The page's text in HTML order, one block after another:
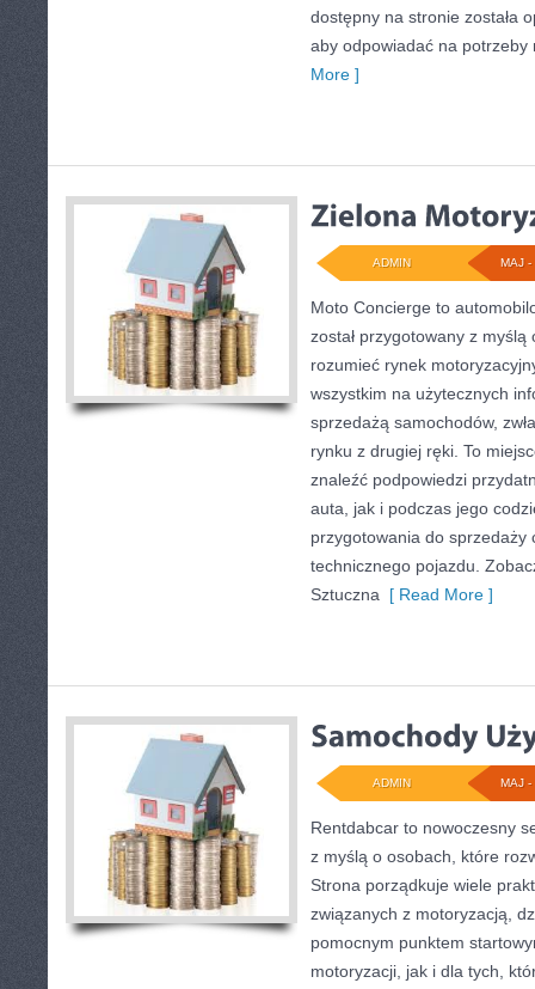
dostępny na stronie została
aby odpowiadać na potrzeby
More ]
MAJ -
ADMIN
Moto Concierge to
został przygotowany z
rozumieć rynek
wszystkim na użytecznych
sprzedażą samochodów,
rynku z drugiej ręki. To
znaleźć podpowiedzi
auta, jak i podczas jego
przygotowania do sprzedaży
technicznego pojazdu.
Sztuczna [ Read More ]
MAJ -
ADMIN
Rentdabcar to nowoczesny
z myślą o osobach, które
Strona porządkuje wiele
związanych z motoryzacją,
pomocnym punktem
motoryzacji, jak i dla tych,